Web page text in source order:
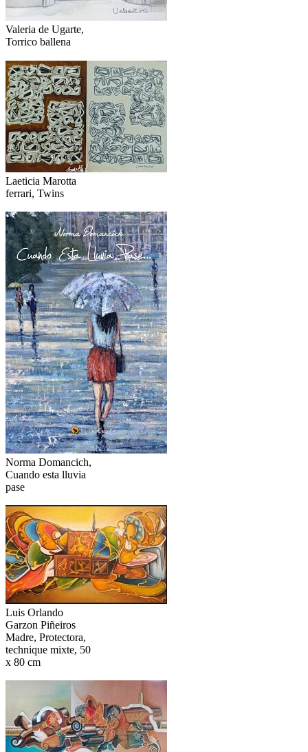
Valeria de Ugarte,
Torrico ballena
Laeticia Marotta
ferrari, Twins
Norma Domancich,
Cuando esta lluvia
pase
Luis Orlando
Garzon Piñeiros
Madre, Protectora,
technique mixte, 50
x 80 cm